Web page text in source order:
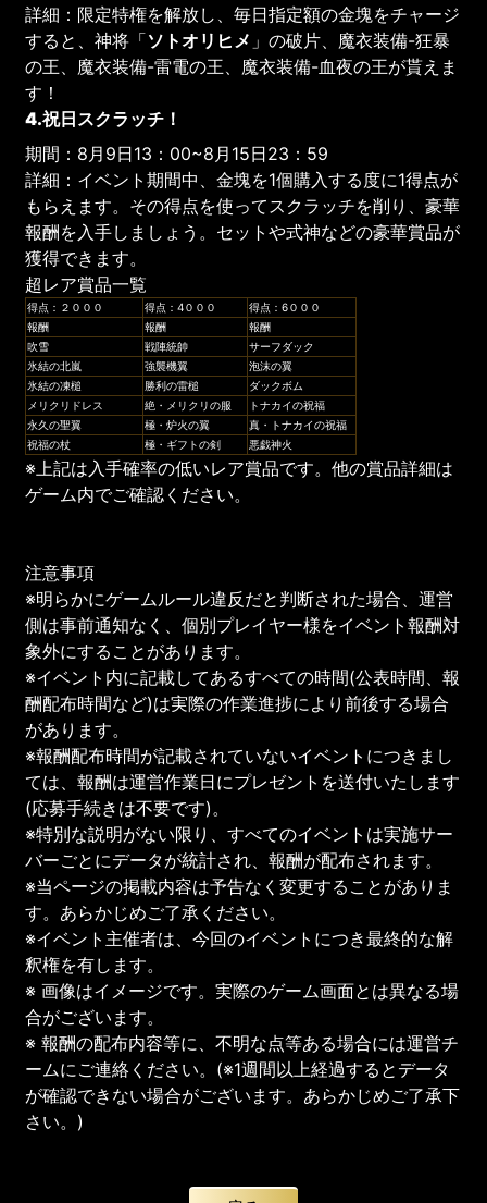
詳細：限定特権を解放し、毎日指定額の金塊をチャージ
すると、神将「ソトオリヒメ 」の破片、魔衣装備-狂暴
の王、魔衣装備-雷電の王、魔衣装備-血夜の王が貰えま
す！
4.祝日スクラッチ！
期間：8月9日13：00~8月15日23：59
詳細：イベント期間中、金塊を1個購入する度に1得点が
もらえます。その得点を使ってスクラッチを削り、豪華
報酬を入手しましょう。セットや式神などの豪華賞品が
獲得できます。
超レア賞品一覧
得点：２０００ 得点：4０００
得点：6０００
報酬
報酬
報酬
吹雪
戦陣統帥
サーフダック
氷結の北嵐
強襲機翼
泡沫の翼
氷結の凍槌
勝利の雷槌
ダックボム
メリクリドレス
絶・メリクリの服
トナカイの祝福
永久の聖翼
極・炉火の翼
真・トナカイの祝福
祝福の杖
極・ギフトの剣 悪戯神火
※上記は入手確率の低いレア賞品です。他の賞品詳細は
ゲーム内でご確認ください。
注意事項
※明らかにゲームルール違反だと判断された場合、運営
側は事前通知なく、個別プレイヤー様をイベント報酬対
象外にすることがあります。
※イベント内に記載してあるすべての時間(公表時間、報
酬配布時間など)は実際の作業進捗により前後する場合
があります。
※報酬配布時間が記載されていないイベントにつきまし
ては、報酬は運営作業日にプレゼントを送付いたします
(応募手続きは不要です)。
※特別な説明がない限り、すべてのイベントは実施サー
バーごとにデータが統計され、報酬が配布されます。
※当ページの掲載内容は予告なく変更することがありま
す。あらかじめご了承ください。
※イベント主催者は、今回のイベントにつき最終的な解
釈権を有します。
※ 画像はイメージです。実際のゲーム画面とは異なる場
合がございます。
※ 報酬の配布内容等に、不明な点等ある場合には運営チ
ームにご連絡ください。(※1週間以上経過するとデータ
が確認できない場合がございます。あらかじめご了承下
さい。)